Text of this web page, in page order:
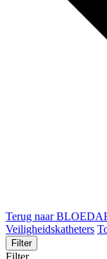
Terug naar
Veiligheidskatheters
Filter
Filter